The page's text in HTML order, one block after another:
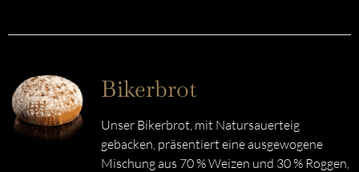
Bikerbrot
Unser Bikerbrot, mit Natursauerteig
gebacken, präsentiert eine ausgewogene
Mischung aus 70 % Weizen und 30 % Roggen,